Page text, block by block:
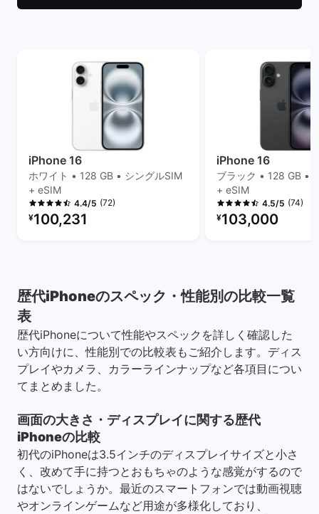
iPhone 16
ホワイト • 128 GB • シングルSIM
+ eSIM
4.4/5 (72)
リファービッシュ品の価格：
¥100,231
iPhone 16
ブラック • 128 GB •
+ eSIM
4.5/5 (74)
リファービッシュ品の
¥103,000
歴代iPhoneのスペック・性能別の比較一覧
表
歴代iPhoneについて性能やスペックを詳しく確認した
い方向けに、性能別での比較表もご紹介します。ディス
プレイやカメラ、カラーラインナップなど各項目につい
てまとめました。
画面の大きさ・ディスプレイに関する歴代
iPhoneの比較
初代のiPhoneは3.5インチのディスプレイサイズと小さ
く、改めて手に持つとおもちゃのような感覚がするので
はないでしょうか。最近のスマートフォンでは動画視聴
やオンラインゲームなど用途が多様化しており、